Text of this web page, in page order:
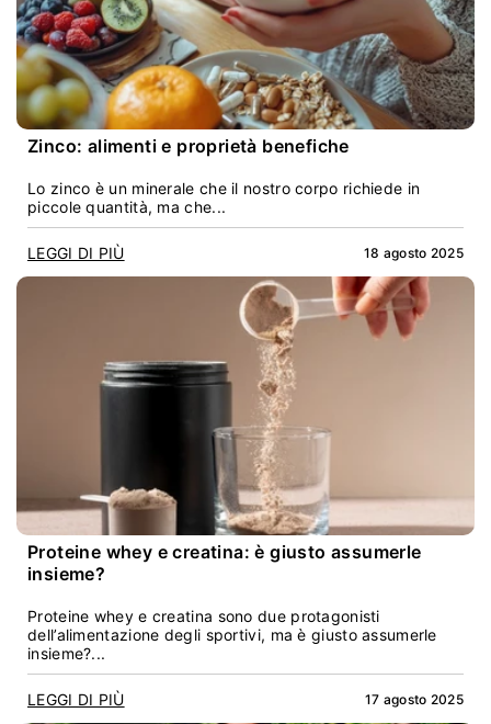
Zinco: alimenti e proprietà benefiche
Lo zinco è un minerale che il nostro corpo richiede in
piccole quantità, ma che...
LEGGI DI PIÙ 18 agosto 2025
Proteine whey e creatina: è giusto assumerle
insieme?
Proteine whey e creatina sono due protagonisti
dell’alimentazione degli sportivi, ma è giusto assumerle
insieme?...
LEGGI DI PIÙ 17 agosto 2025